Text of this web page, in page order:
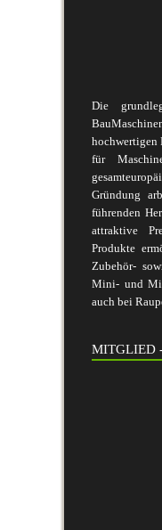
Die
hochwertigen
für
Gründung
führenden
attraktive
Produkte
Zubehör-
Mini- und
auch bei
MITGLIED